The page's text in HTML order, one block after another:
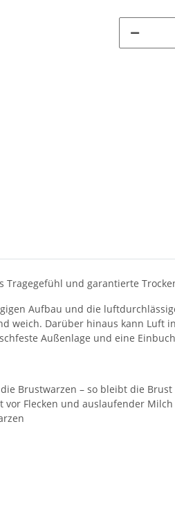
Tragegefühl und garantierte
Aufbau und die
weich. Darüber hinaus kann
Außenlage und eine
Brustwarzen – so bleibt die
vor Flecken und auslaufender Milch